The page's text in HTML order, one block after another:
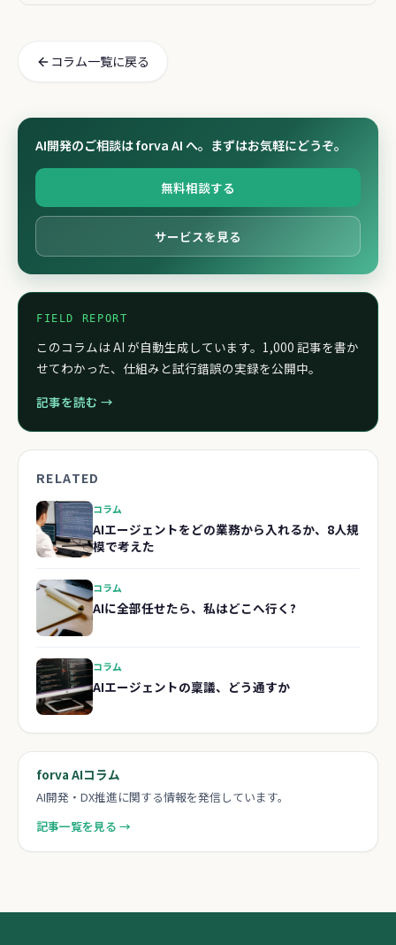
コラム一覧に戻る
AI開発のご相談は forva AI へ。まずはお気軽にどうぞ。
無料相談する
サービスを見る
FIELD REPORT
このコラムは AI が自動生成しています。1,000 記事を書か
せてわかった、仕組みと試行錯誤の実録を公開中。
記事を読む →
RELATED
コラム
AIエージェントをどの業務から入れるか、8人規
模で考えた
コラム
AIに全部任せたら、私はどこへ行く?
コラム
AIエージェントの稟議、どう通すか
forva AIコラム
AI開発・DX推進に関する情報を発信しています。
記事一覧を見る →